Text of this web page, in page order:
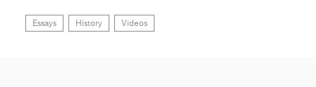
Essays History Videos